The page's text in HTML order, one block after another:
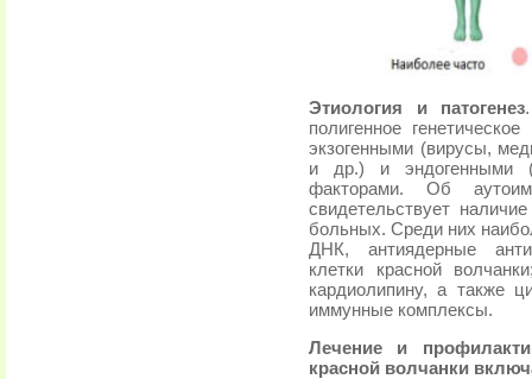
Этиология и патогенез
полигенное
экзогенными (вирусы,
и др.) и эндогенными
факторами. Об
свидетельствует
больных. Среди них
ДНК, антиядерные
клетки красной
кардиолипину, а также
иммунные комплексы.
Лечение и
красной волчанки